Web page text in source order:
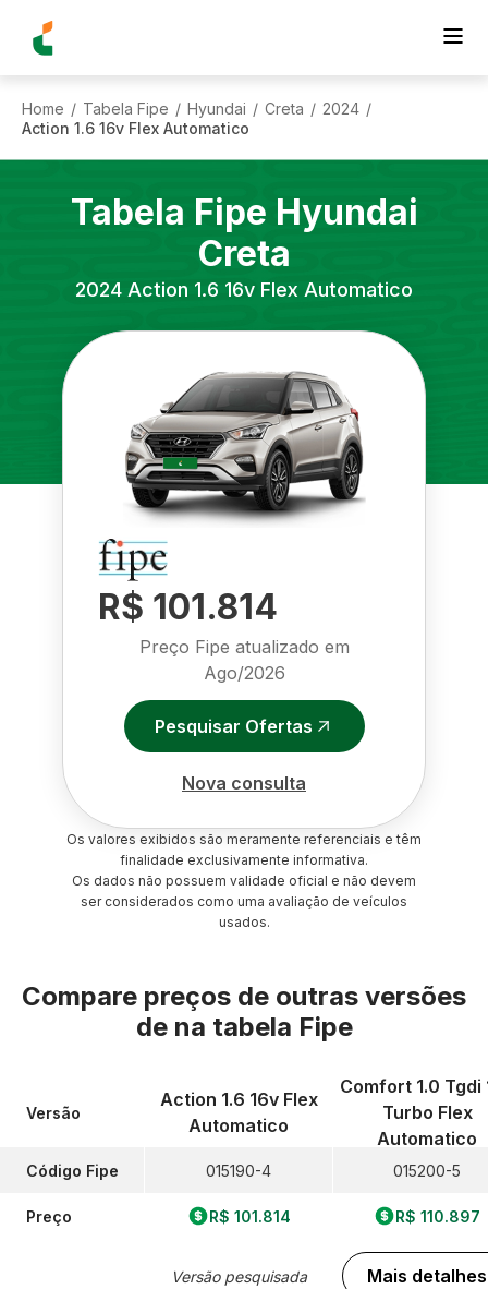
Home / Tabela Fipe / Hyundai / Creta / 2024 /
Action 1.6 16v Flex Automatico
Tabela Fipe Hyundai
Creta
2024 Action 1.6 16v Flex Automatico
R$ 101.814
Preço Fipe atualizado em
Ago/2026
Pesquisar Ofertas
Nova consulta
Os valores exibidos são meramente referenciais e têm
finalidade exclusivamente informativa.
Os dados não possuem validade oficial e não devem
ser considerados como uma avaliação de veículos
usados.
Compare preços de outras versões
de na tabela Fipe
Versão
Código Fipe
Preço
Action 1.6 16v Flex
Automatico
015190-4
R$ 101.814
Versão pesquisada
Comfort 1.0 Tgdi
Turbo Flex
Automatico
015200-5
R$ 110.897
Mais detalhes